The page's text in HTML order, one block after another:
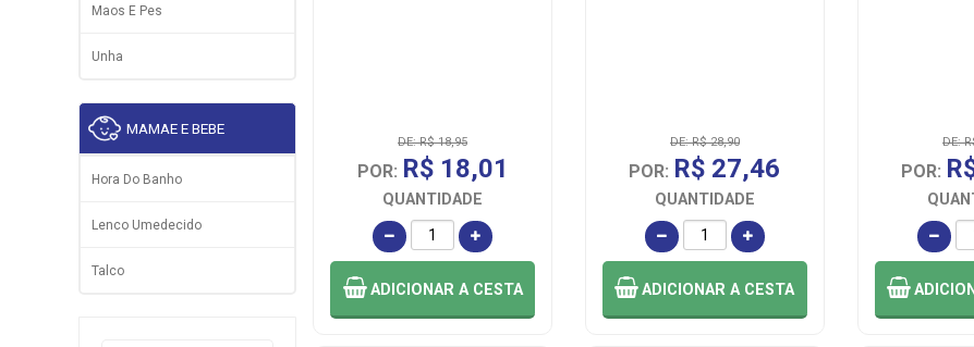
Maos E Pes
Unha
MAMAE E BEBE
Hora Do Banho
Lenco Umedecido
Talco
DE: R$ 18,95
POR: R$ 18,01
QUANTIDADE
ADICIONAR A CESTA
DE: R$ 28,90
POR: R$ 27,46
QUANTIDADE
ADICIONARA CESTA
DE:
POR: